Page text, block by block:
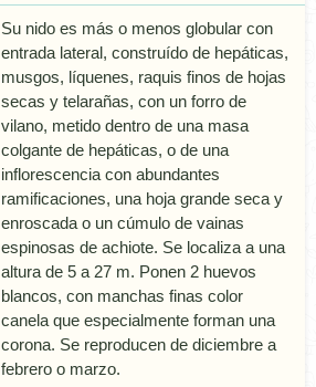
Su nido es más o menos globular con
entrada lateral, construí­do de hepáticas,
musgos, lí­quenes, raquis finos de hojas
secas y telarañas, con un forro de
vilano, metido dentro de una masa
colgante de hepáticas, o de una
inflorescencia con abundantes
ramificaciones, una hoja grande seca y
enroscada o un cúmulo de vainas
espinosas de achiote. Se localiza a una
altura de 5 a 27 m. Ponen 2 huevos
blancos, con manchas finas color
canela que especialmente forman una
corona. Se reproducen de diciembre a
febrero o marzo.